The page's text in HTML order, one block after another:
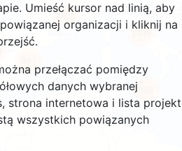
Umieść kursor nad linią, aby
organizacji i kliknij na
przełączać pomiędzy
danych wybranej
strona internetowa i lista
wszystkich powiązanych
3876
2435